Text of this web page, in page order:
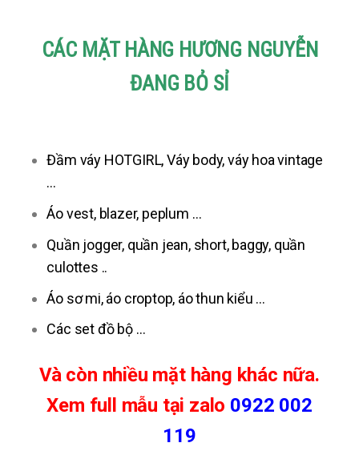
CÁC MẶT HÀNG HƯƠNG NGUYỄN
ĐANG BỎ SỈ
Đầm váy HOTGIRL, Váy body, váy hoa vintage
…
Áo vest, blazer, peplum …
Quần jogger, quần jean, short, baggy, quần
culottes ..
Áo sơ mi, áo croptop, áo thun kiểu …
Các set đồ bộ …
Và còn nhiều mặt hàng khác nữa.
Xem full mẫu tại zalo 0922 002
119